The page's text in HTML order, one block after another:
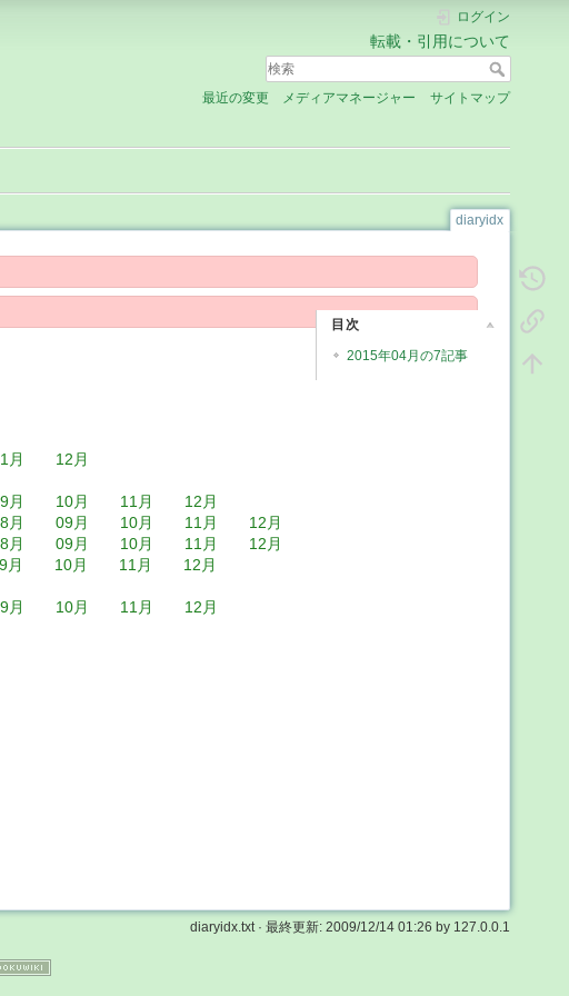
転載・引用について
ログイン
最近の変更 メディアマネージャー サイトマップ
diaryidx
目次
2015年04月の7記事
月
12月
月 10月 11月
12月
月 09月 10月 11月
12月
月 09月 10月 11月
12月
月 10月 11月
12月
月 10月 11月 12月
diaryidx.txt· 最終更新: 2009/12/14 01:26 by 127.0.0.1